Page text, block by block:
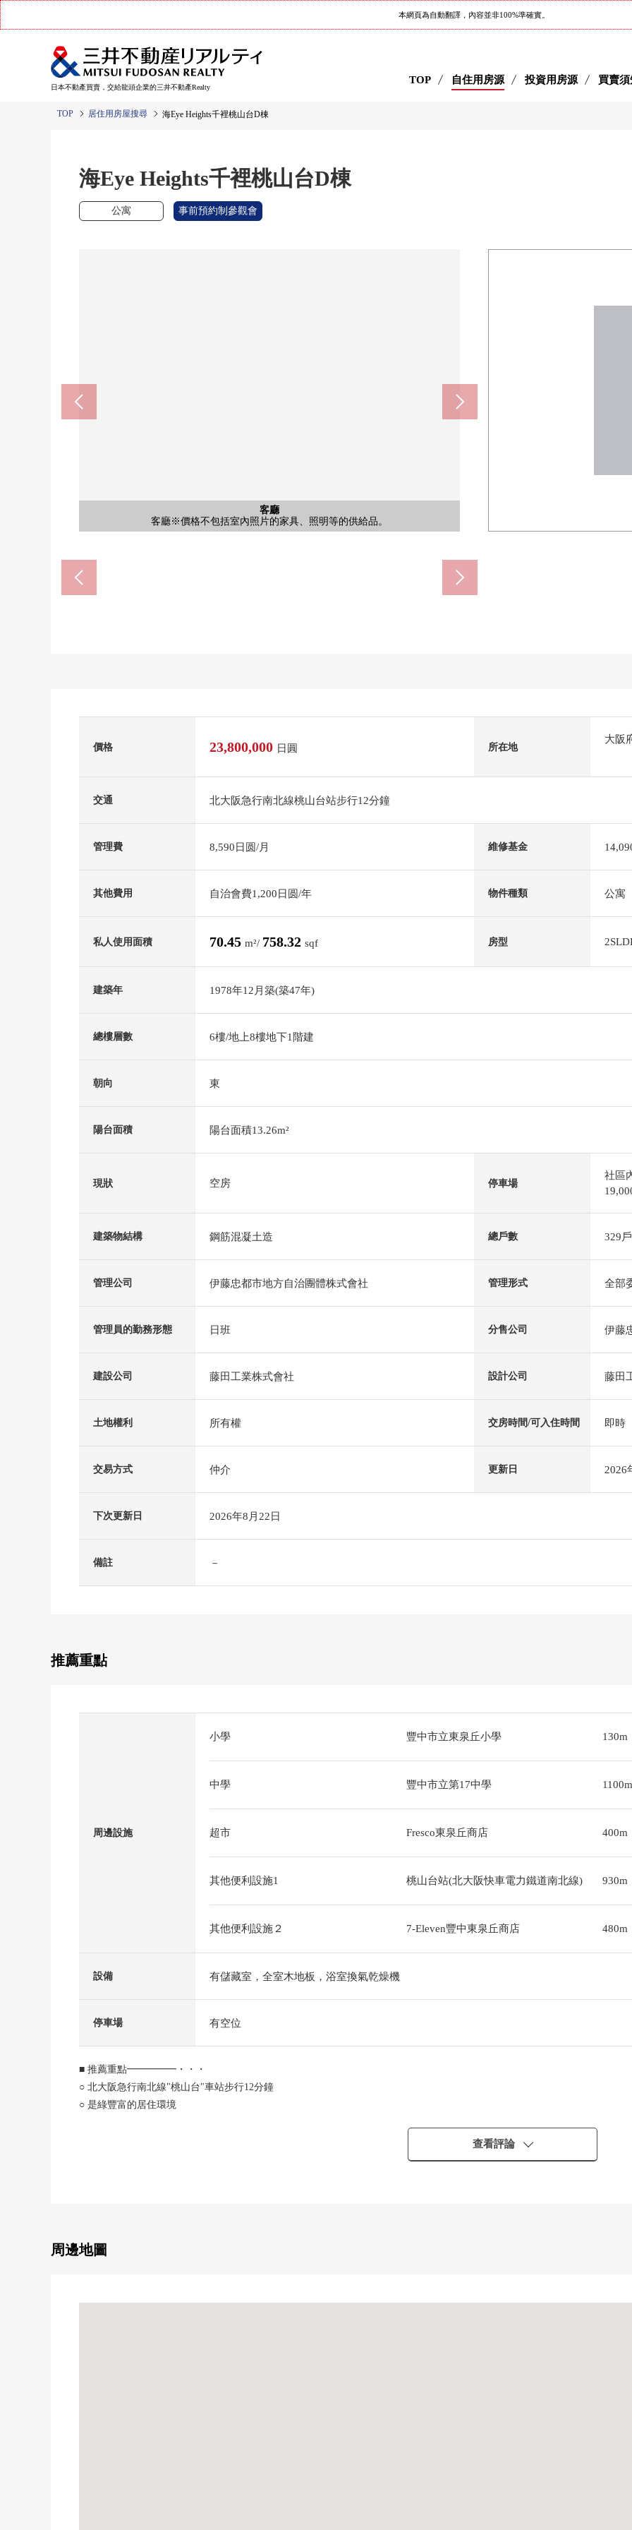
本網頁為自動翻譯，內容並非100%準確實。
日本不動產買賣，交給龍頭企業的三井不動產Realty
TOP 自住用房源 投資用房源 買賣須
TOP 居住用房屋搜尋 海Eye Heights千裡桃山台D棟
海Eye Heights千裡桃山台D棟
公寓 事前預約制參觀會
客廳
客廳※價格不包括室內照片的家具、照明等的供給品。
客廳
客廳※價格不包括室內照片的家具、照明等的供給品。
公共汽車
公共汽車※價格不包括室內照片的家具、照明等的供給品。
洗臉
洗臉※價格不包括室內照片的家具、照明等的供給品。
廚房
廚房※價格不包括室內照片的家具、照明等的供給品。
廁所
廁所※價格不包括室內照片的家具、照明等的供給品。
室內
西式房間※價格不包括室內照片的家具、照明等的供給品。
室內
西式房間
室內
西式房間
門口
門口※價格不包括室內照片的家具、照明等的供給品。
陽台
陽台
外觀
外觀
風景
從陽台看東面
風景
從陽台看西側
入口
入口
入口
入口
入口
共有部分
名牌
外觀
外觀
共有部分
腳踏車停放處
其他
東泉丘3丁目公園
其他
東泉丘3丁目公園
其他當地
敷地內
外觀
外觀
停車場
停車場
停車場
停車場
桃山台站(北大阪快車電力鐵道南北線)(約930m)
步行12分鐘。
Fresco東泉丘商店(約400m)
步行5分鐘。
7-Eleven豐中東泉丘商店(約480m)
步行6分鐘。
豐中市立東泉丘小學(約130m)
步行2分鐘。
豐中市立第17中學(約1100m)
步行14分鐘。
價格 23,800,000 日圓 所在地
大阪
交通 北大阪急行南北線桃山台站步行12分鐘
管理費 8,590日圆/月 維修基金
其他費用 自治會費1,200日圆/年 物件種類 公寓
私人使用面積 70.45 m²/ 758.32 sqf 房型
建築年 1978年12月築(築47年)
總樓層數 6樓/地上8樓地下1階建
朝向 東
陽台面積 陽台面積13.26m²
現狀 空房 停車場
社區
建築物結構 鋼筋混凝土造 總戶數 329戶
管理公司 伊藤忠都市地方自治團體株式會社 管理形式 全部
管理員的勤務形態 日班 分售公司 伊藤
建設公司 藤田工業株式會社 設計公司 藤田
土地權利 所有權 交房時間/可入住時間 即時
交易方式 仲介 更新日 2026
下次更新日 2026年8月22日
備註 －
推薦重點
周邊設施
小學 豐中市立東泉丘小學 130m
中學 豐中市立第17中學 1100m
超市 Fresco東泉丘商店 400m
其他便利設施1 桃山台站(北大阪快車電力鐵道南北線) 930m
其他便利設施２ 7-Eleven豐中東泉丘商店 480m
設備 有儲藏室，全室木地板，浴室換氣乾燥機
停車場 有空位
■ 推薦重點━━━━━・・・
○ 北大阪急行南北線"桃山台"車站步行12分鐘
○ 是綠豐富的居住環境
○ 廁所新製
查看評論
周邊地圖